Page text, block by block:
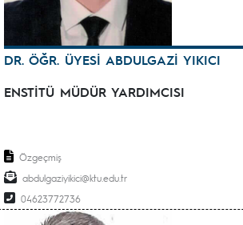
DR. ÖĞR. ÜYESİ ABDULGAZİ YIKICI
ENSTİTÜ MÜDÜR YARDIMCISI
Özgeçmiş
abdulgaziyikici@ktu.edu.tr
04623772736